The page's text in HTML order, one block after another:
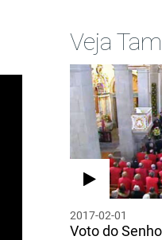
Veja
2017-02-01
Voto do